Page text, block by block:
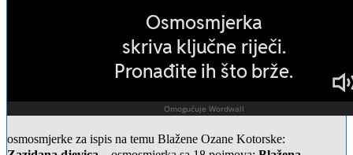
osmosmjerke za ispis na temu Blažene Ozane Kotorske: